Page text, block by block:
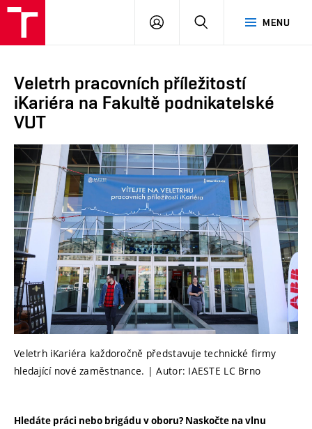
MENU
PŘIHLÁSIT
Veletrh pracovních příležitostí
iKariéra na Fakultě podnikatelské
VUT
Veletrh iKariéra každoročně představuje technické firmy
hledající nové zaměstnance. | Autor: IAESTE LC Brno
Hledáte práci nebo brigádu v oboru? Naskočte na vlnu